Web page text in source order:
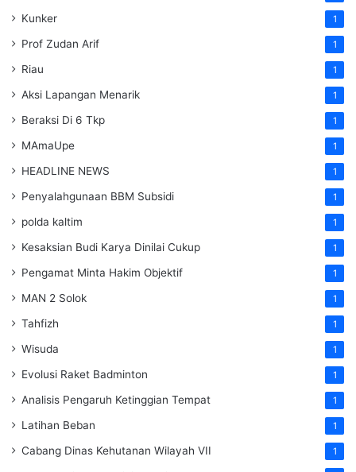
Kunker 1
Prof Zudan Arif 1
Riau 1
Aksi Lapangan Menarik 1
Beraksi Di 6 Tkp 1
MAmaUpe 1
HEADLINE NEWS 1
Penyalahgunaan BBM Subsidi 1
polda kaltim 1
Kesaksian Budi Karya Dinilai Cukup 1
Pengamat Minta Hakim Objektif 1
MAN 2 Solok 1
Tahfizh 1
Wisuda 1
Evolusi Raket Badminton 1
Analisis Pengaruh Ketinggian Tempat 1
Latihan Beban 1
Cabang Dinas Kehutanan Wilayah VII 1